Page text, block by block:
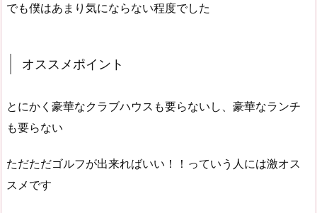
でも僕はあまり気にならない程度でした
オススメポイント
とにかく豪華なクラブハウスも要らないし、豪華なランチ
も要らない
ただただゴルフが出来ればいい！！っていう人には激オス
スメです